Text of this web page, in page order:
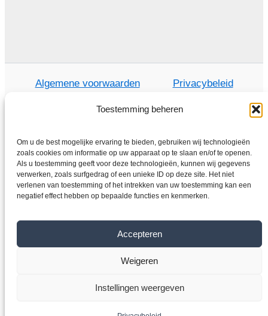
Toestemming beheren
Om u de best mogelijke ervaring te bieden, gebruiken wij technologieën
zoals cookies om informatie op uw apparaat op te slaan en/of te openen.
Als u toestemming geeft voor deze technologieën, kunnen wij gegevens
verwerken, zoals surfgedrag of een unieke ID op deze site. Het niet
verlenen van toestemming of het intrekken van uw toestemming kan een
negatief effect hebben op bepaalde functies en kenmerken.
Accepteren
Weigeren
Instellingen weergeven
Algemene voorwaarden Privacybeleid
Thuis
Winkel
Elektromotoren
Frequentieomvormer
Over ons
Contact
Copyright © 2026 VYBO-AANDRIJVINGEN.NL